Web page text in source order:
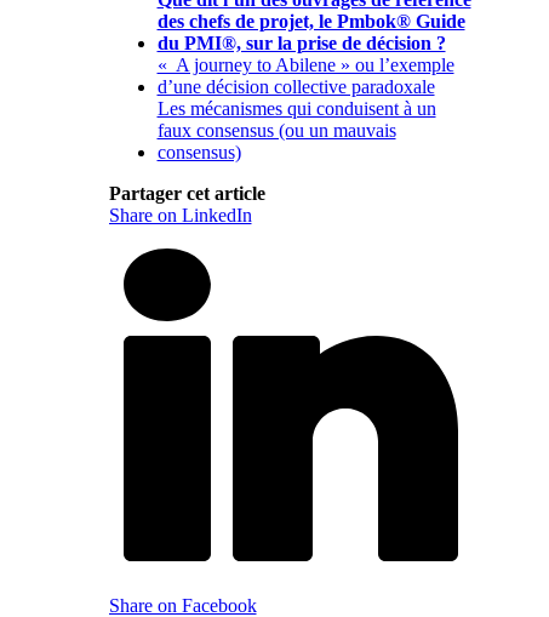
des chefs de projet, le Pmbok® Guide
du PMI®, sur la prise de décision ?
« A journey to Abilene » ou l’exemple
d’une décision collective paradoxale
Les mécanismes qui conduisent à un
faux consensus (ou un mauvais
consensus)
Partager cet article
Share on LinkedIn
Share on Facebook